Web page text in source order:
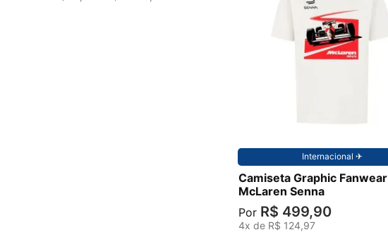
Internacional ✈︎
Camiseta Graphic Fanwear
McLaren Senna
Por R$ 499,90
4x de R$ 124,97